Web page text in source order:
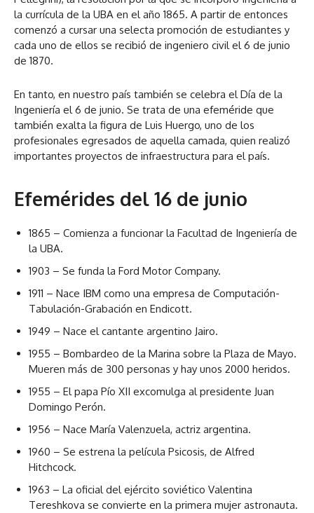
la currícula de la UBA en el año 1865. A partir de entonces
comenzó a cursar una selecta promoción de estudiantes y
cada uno de ellos se recibió de ingeniero civil el 6 de junio
de 1870.
En tanto, en nuestro país también se celebra el Día de la
Ingeniería el 6 de junio. Se trata de una efeméride que
también exalta la figura de Luis Huergo, uno de los
profesionales egresados de aquella camada, quien realizó
importantes proyectos de infraestructura para el país.
Efemérides del 16 de junio
1865 – Comienza a funcionar la Facultad de Ingeniería de
la UBA.
1903 – Se funda la Ford Motor Company.
1911 – Nace IBM como una empresa de Computación-
Tabulación-Grabación en Endicott.
1949 – Nace el cantante argentino Jairo.
1955 – Bombardeo de la Marina sobre la Plaza de Mayo.
Mueren más de 300 personas y hay unos 2000 heridos.
1955 – El papa Pío XII excomulga al presidente Juan
Domingo Perón.
1956 – Nace María Valenzuela, actriz argentina.
1960 – Se estrena la película Psicosis, de Alfred
Hitchcock.
1963 – La oficial del ejército soviético Valentina
Tereshkova se convierte en la primera mujer astronauta.